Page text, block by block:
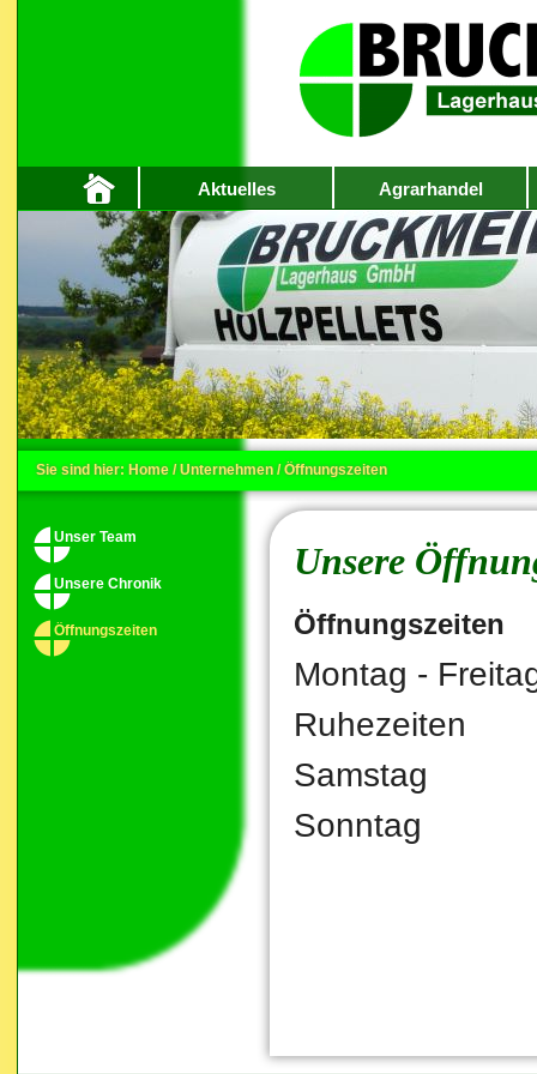
Aktuelles Agrarhandel
Unser Team
Unsere Chronik
Öffnungszeiten
Sie sind hier: Home /Unternehmen/Öffnungszeiten
Unsere
Öffnungszeiten
Montag -
Ruhezeiten
Samstag
Sonntag